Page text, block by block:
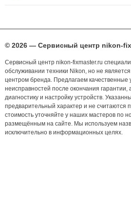
© 2026 — Сервисный центр nikon-
Сервисный центр nikon-fixmaster.ru
обслуживании техники Nikon, но не
центром бренда. Предлагаем качественные
неисправностей после окончания гарантии,
диагностику и настройку устройств.
предварительный характер и не
стоимость уточняйте у наших мастеров по
размещённым на сайте. Мы используем
исключительно в информационных целях.